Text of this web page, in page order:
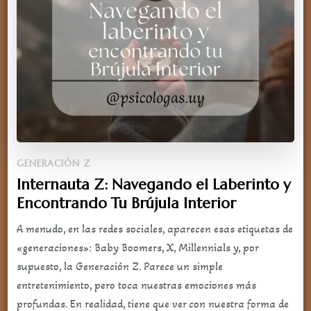
GENERACIÓN Z
Internauta Z: Navegando el Laberinto y
Encontrando Tu Brújula Interior
A menudo, en las redes sociales, aparecen esas etiquetas de
«generaciones»: Baby Boomers, X, Millennials y, por
supuesto, la Generación Z. Parece un simple
entretenimiento, pero toca nuestras emociones más
profundas. En realidad, tiene que ver con nuestra forma de